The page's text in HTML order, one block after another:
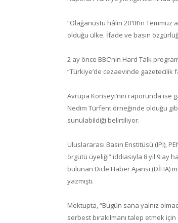
“Olağanüstü hâlin 2018’in Temmuz
olduğu ülke. İfade ve basın
2 ay önce BBC’nin Hard Talk
“Türkiye’de cezaevinde gazetecilik
Avrupa Konseyi’nin raporunda ise
Nedim Türfent örneğinde olduğu
sunulabildiği belirtiliyor.
Uluslararası Basın Enstitüsü (IPI),
örgütü üyeliği” iddiasıyla 8 yıl 9 ay
bulunan Dicle Haber Ajansı (DİHA)
yazmıştı.
Mektupta, “Bugün sana yalnız
serbest bırakılmanı talep etmek